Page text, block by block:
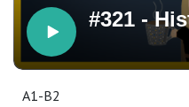
#321 -
A1-B2